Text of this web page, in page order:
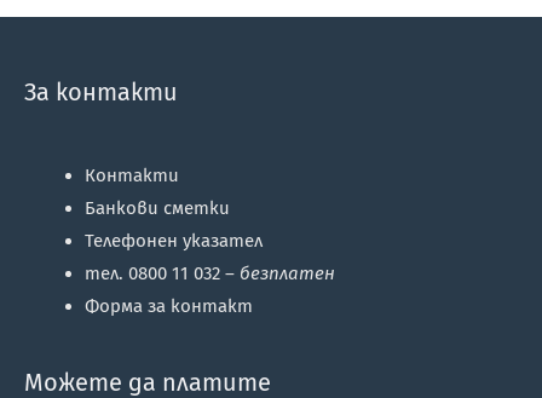
За контакти
Контакти
Банкови сметки
Телефонен указател
тел. 0800 11 032 – безплатен
Форма за контакт
Можете да платите